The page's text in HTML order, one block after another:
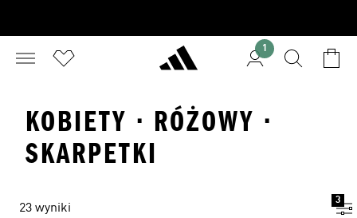
1
KOBIETY · RÓŻOWY ·
SKARPETKI
23 wyniki
3